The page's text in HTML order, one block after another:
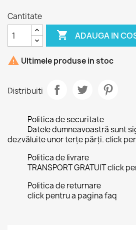
Cantitate
 ADAUGA IN
 Ultimele produse in stoc
Distribuiti
Politica de securitate
Datele dumneavoastră sunt
dezvăluite unor terțe părți. click
Politica de livrare
TRANSPORT GRATUIT click
Politica de returnare
click pentru a pagina faq